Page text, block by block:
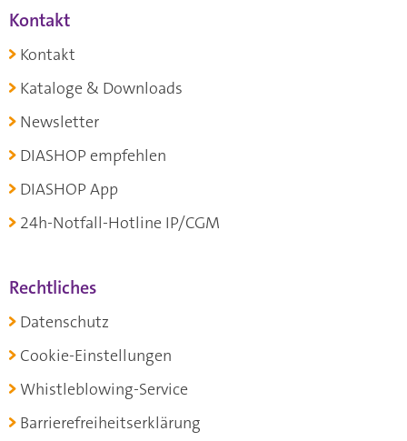
Kontakt
Kontakt
Kataloge & Downloads
Newsletter
DIASHOP empfehlen
DIASHOP App
24h-Notfall-Hotline IP/CGM
Rechtliches
Datenschutz
Cookie-Einstellungen
Whistleblowing-Service
Barrierefreiheitserklärung